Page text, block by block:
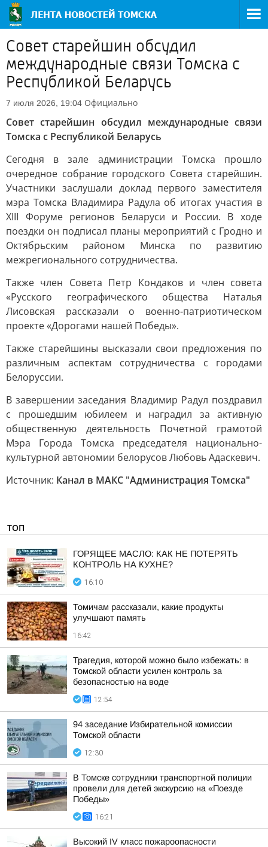
Совет старейшин обсудил
международные связи Томска с
Республикой Беларусь
7 июля 2026, 19:04 Официально
Совет старейшин обсудил международные связи
Томска с Республикой Беларусь
Сегодня в зале администрации Томска прошло
очередное собрание городского Совета старейшин.
Участники заслушали доклад первого заместителя
мэра Томска Владимира Радула об итогах участия в
XIII Форуме регионов Беларуси и России. В ходе
поездки он подписал планы мероприятий с Гродно и
Октябрьским районом Минска по развитию
межрегионального сотрудничества.
Также член Совета Петр Кондаков и член совета
«Русского географического общества Наталья
Лисовская рассказали о военно-патриотическом
проекте «Дорогами нашей Победы».
Также старейшины высказали свои предложения по
различным аспектам сотрудничества с городами
Белоруссии.
В завершении заседания Владимир Радул поздравил
с прошедшим юбилеем и наградил за активную
общественную деятельность Почетной грамотой
Мэра Города Томска председателя национально-
культурной автономии белорусов Любовь Адаскевич.
Источник: Канал в МАКС "Администрация Томска"
ТОП
ГОРЯЩЕЕ МАСЛО: КАК НЕ ПОТЕРЯТЬ
КОНТРОЛЬ НА КУХНЕ?
16:10
Томичам рассказали, какие продукты
улучшают память
16:42
Трагедия, которой можно было избежать: в
Томской области усилен контроль за
безопасностью на воде
12:54
94 заседание Избирательной комиссии
Томской области
12:30
В Томске сотрудники транспортной полиции
провели для детей экскурсию на «Поезде
Победы»
16:21
Высокий IV класс пожароопасности